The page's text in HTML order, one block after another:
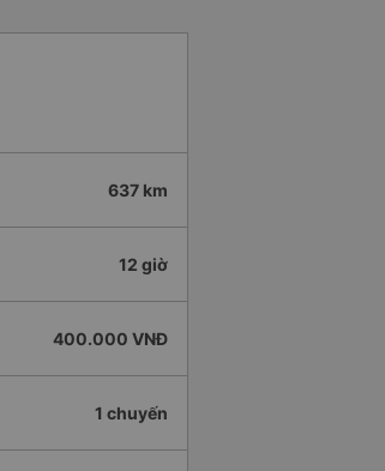
637 km
12 giờ
400.000 VNĐ
1 chuyến